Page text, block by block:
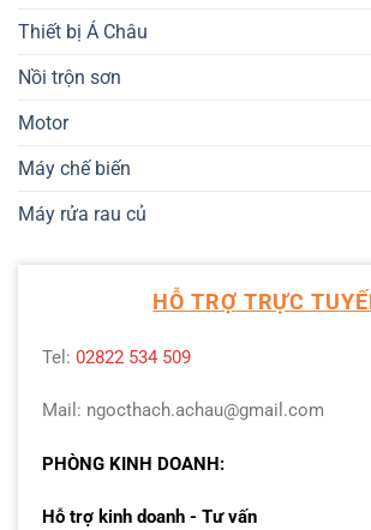
Thiết bị Á Châu
Nồi trộn sơn
Motor
Máy chế biến
Máy rửa rau củ
HỖ TRỢ TRỰC
Tel: 02822 534 509
Mail: ngocthach.achau@gmail.com
PHÒNG KINH DOANH:
Hỗ trợ kinh doanh - Tư vấn